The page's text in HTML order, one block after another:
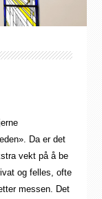
Da er det
vekt på å be
og felles, ofte
messen. Det